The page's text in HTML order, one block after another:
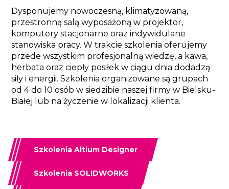
Dysponujemy nowoczesną, klimatyzowaną,
przestronną salą wyposażoną w projektor,
komputery stacjonarne oraz indywidulane
stanowiska pracy. W trakcie szkolenia oferujemy
przede wszystkim profesjonalną wiedzę, a kawa,
herbata oraz ciepły posiłek w ciągu dnia dodadzą
siły i energii. Szkolenia organizowane są grupach
od 4 do 10 osób w siedzibie naszej firmy w Bielsku-
Białej lub na życzenie w lokalizacji klienta.
Szkolenia Altium Designer
Szkolenia SOLIDWORKS